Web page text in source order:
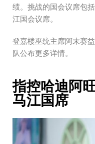
绩。挑战的国会议席包
江国会议席。
登嘉楼巫统主席阿末赛
队公布更多详情。
指控哈迪阿
马江国席